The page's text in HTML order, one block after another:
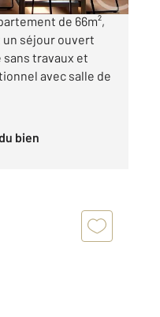
de 66m²,
séjour ouvert
travaux et
avec salle de
bien